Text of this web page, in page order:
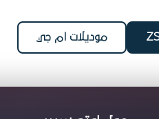
موديلات ام جي